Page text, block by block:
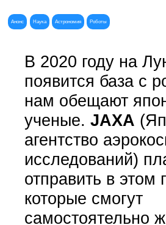
Анонс Наука Астрономия Роботы
В 2020 году на
появится база с
нам обещают
ученые. JAXA
агентство
исследований)
отправить в этом
которые смогут
самостоятельно